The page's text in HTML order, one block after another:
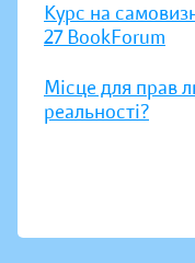
Курс на
27 BookForum
Місце для прав
реальності?